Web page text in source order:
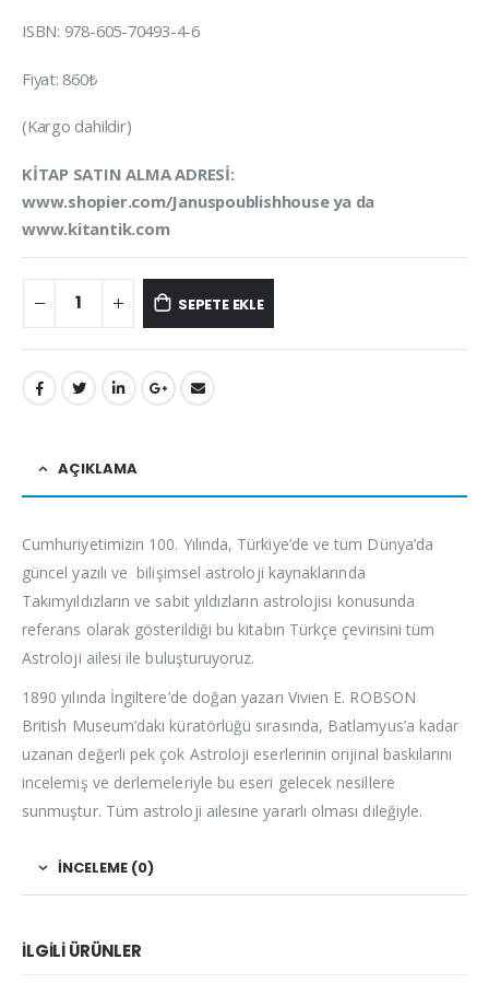
ISBN: 978-605-70493-4-6
Fiyat: 860₺
(Kargo dahildir)
KİTAP SATIN ALMA ADRESİ:
www.shopier.com/Januspoublishhouse ya da
www.kitantik.com
SEPETE EKLE
AÇIKLAMA
Cumhuriyetimizin 100. Yılında, Türkiye’de ve tüm Dünya’da
güncel yazılı ve bilişimsel astroloji kaynaklarında
Takımyıldızların ve sabit yıldızların astrolojisi konusunda
referans olarak gösterildiği bu kitabın Türkçe çevirisini tüm
Astroloji ailesi ile buluşturuyoruz.
1890 yılında İngiltere’de doğan yazarı Vivien E. ROBSON
British Museum’daki küratörlüğü sırasında, Batlamyus’a kadar
uzanan değerli pek çok Astroloji eserlerinin orijinal baskılarını
incelemiş ve derlemeleriyle bu eseri gelecek nesillere
sunmuştur. Tüm astroloji ailesine yararlı olması dileğiyle.
İNCELEME (0)
İLGILI ÜRÜNLER